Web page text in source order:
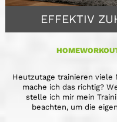
EFFEKTIV
Heutzutage trainieren viele
mache ich das richtig?
stelle ich mir mein
beachten, um die